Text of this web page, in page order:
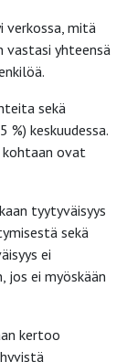
verkossa, mitä
vastasi yhteensä
sekä
keskuudessa.
ovat
tyytyväisyys
sekä
ei
jos ei myöskään
kertoo